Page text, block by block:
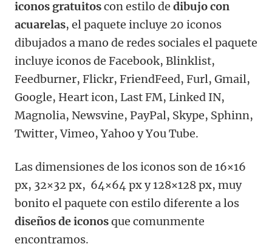
iconos gratuitoscon estilo de dibujo con
acuarelas, el paquete incluye 20 iconos
dibujados a mano de redes sociales el paquete
incluye iconos de Facebook, Blinklist,
Feedburner, Flickr, FriendFeed, Furl, Gmail,
Google, Heart icon, Last FM, Linked IN,
Magnolia, Newsvine, PayPal, Skype, Sphinn,
Twitter, Vimeo, Yahoo y You Tube.
Las dimensiones de los iconos son de 16×16
px, 32×32 px, 64×64 px y 128×128 px, muy
bonito el paquete con estilo diferente a los
diseños de iconosque comunmente
encontramos.